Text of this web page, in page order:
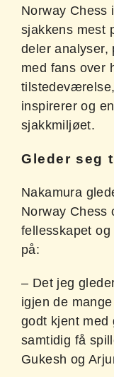
Norway Chess
sjakkens mest
deler analyser,
med fans over
inspirerer og
sjakkmiljøet.
Gleder seg
Nakamura
Norway Chess
fellesskapet
på:
– Det jeg
igjen de
godt kjent med
samtidig få
Gukesh og